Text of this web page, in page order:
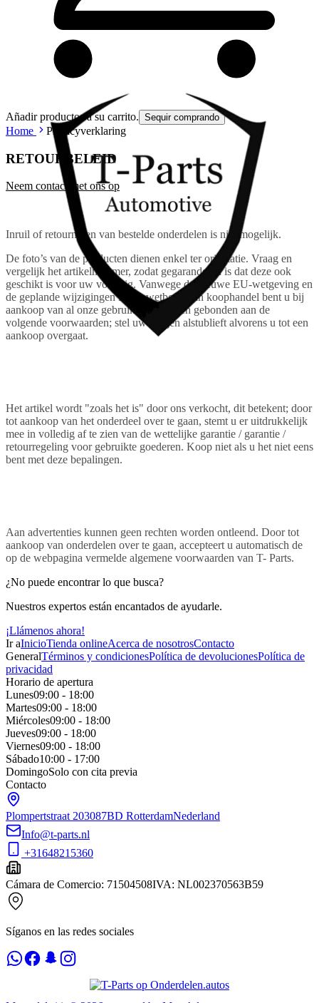
Añadir productos a su carrito. Sequir comprando
Home Privacyverklaring
RETOURBELEID
Neem contact met ons op
Inruil of retourneren van bestelde onderdelen is niet mogelijk.
De foto’s van de producten dienen enkel ter oriëntatie. Vraag en
vergelijk het artikelnummer, zodat gegarandeerd is dat deze ook
geschikt is voor uw voertuig. Vanwege de nieuwe EU-wetgeving en
de geplande wijzigingen in het wetboek van koophandel bent u bij
aankoop van al onze gebruikte producten gebonden aan de
volgende voorwaarden; stel uw vragen alstublieft alvorens u tot een
aankoop overgaat.
Het artikel wordt "zoals het is" door ons verkocht, dit betekent; door
tot aankoop van het onderdeel over te gaan, stemt u er uitdrukkelijk
mee in volledig af te zien van de wettelijke garantie / garantie /
retourregeling voor gebruikte goederen. Koop niet als u het niet eens
bent met deze bepalingen.
Aan advertenties kunnen geen rechten worden ontleend. Door tot
aankoop van onderdelen over te gaan, accepteert u automatisch de
op de webpagina vermelde algemene voorwaarden van T- Parts.
¿No puede encontrar lo que busca?
Nuestros expertos están encantados de ayudarle.
¡Llámenos ahora!
Ir aInicioTienda onlineAcerca de nosotrosContacto
GeneralTérminos y condicionesPolítica de devolucionesPolítica de
privacidad
Horario de apertura
Lunes09:00 - 18:00
Martes09:00 - 18:00
Miércoles09:00 - 18:00
Jueves09:00 - 18:00
Viernes09:00 - 18:00
Sábado10:00 - 17:00
DomingoSolo con cita previa
Contacto
Plompertstraat 203087BD RotterdamNederland
Info@t-parts.nl
+31648215360
Cámara de Comercio: 71504508IVA: NL002370563B59
Síganos en las redes sociales